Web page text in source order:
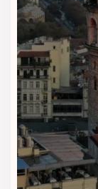
و فضای مدرن،
شام تبدیل کرده
نان‌های تازه،
سبک است. این
فراهم می‌کند.